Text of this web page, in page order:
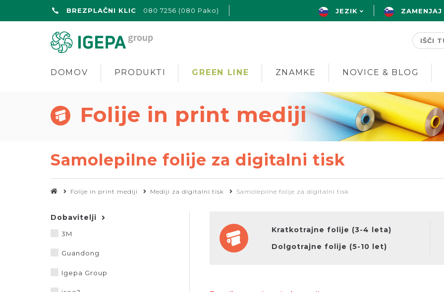
BREZPLAČNI KLIC 080 7256 (080 Pako) JEZIK
DOMOV PRODUKTI GREEN LINE ZNAMKE NOVICE & BLOG
Folije in print mediji
Samolepilne folije za digitalni tisk
Folije in print mediji Mediji za digitalni tisk Samolepilne folije za digitalni tisk
Dobavitelji
3M
Guandong
Igepa Group
Kratkotrajne folije (3-4 leta)
Dolgotrajne folije (5-10 let)